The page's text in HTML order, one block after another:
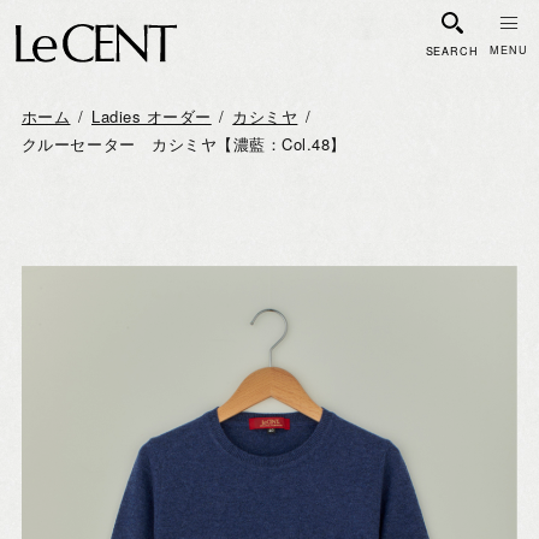
SEARCH
ホーム Ladies オーダー
カシミヤ
クルーセーター カシミヤ【濃藍：Col.48】